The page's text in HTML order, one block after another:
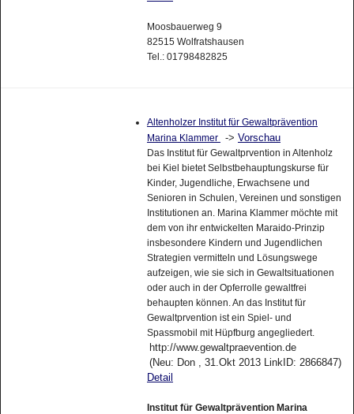
Moosbauerweg 9
82515 Wolfratshausen
Tel.: 01798482825
Altenholzer Institut für Gewaltprävention
Marina Klammer
-> Vorschau
Das Institut für Gewaltprvention in Altenholz
bei Kiel bietet Selbstbehauptungskurse für
Kinder, Jugendliche, Erwachsene und
Senioren in Schulen, Vereinen und sonstigen
Institutionen an. Marina Klammer möchte mit
dem von ihr entwickelten Maraido-Prinzip
insbesondere Kindern und Jugendlichen
Strategien vermitteln und Lösungswege
aufzeigen, wie sie sich in Gewaltsituationen
oder auch in der Opferrolle gewaltfrei
behaupten können. An das Institut für
Gewaltprvention ist ein Spiel- und
Spassmobil mit Hüpfburg angegliedert.
http://www.gewaltpraevention.de
(Neu: Don , 31.Okt 2013 LinkID: 2866847)
Detail
Institut für Gewaltprävention Marina